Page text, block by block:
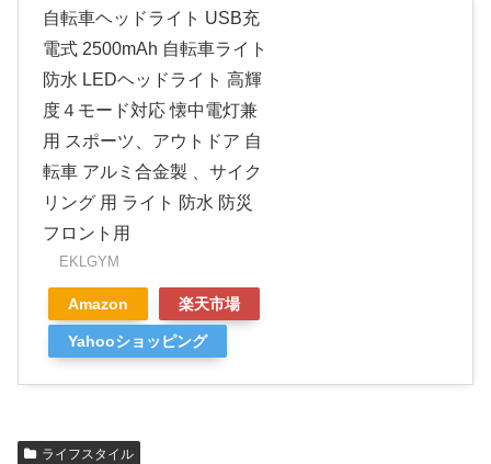
自転車ヘッドライト USB充
電式 2500mAh 自転車ライト
防水 LEDヘッドライト 高輝
度４モード対応 懐中電灯兼
用 スポーツ、アウトドア 自
転車 アルミ合金製 、サイク
リング 用 ライト 防水 防災
フロント用
EKLGYM
Amazon 楽天市場
Yahooショッピング
ライフスタイル